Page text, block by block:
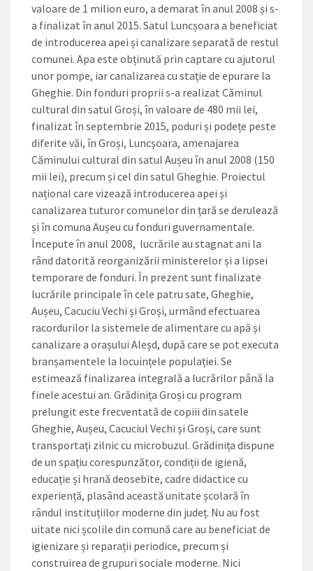
valoare de 1 milion euro, a demarat în anul 2008 și s-
a finalizat în anul 2015. Satul Luncșoara a beneficiat
de introducerea apei și canalizare separată de restul
comunei. Apa este obținută prin captare cu ajutorul
unor pompe, iar canalizarea cu stație de epurare la
Gheghie. Din fonduri proprii s-a realizat Căminul
cultural din satul Groși, în valoare de 480 mii lei,
finalizat în septembrie 2015, poduri și podețe peste
diferite văi, în Groși, Luncșoara, amenajarea
Căminului cultural din satul Aușeu în anul 2008 (150
mii lei), precum și cel din satul Gheghie. Proiectul
național care vizează introducerea apei și
canalizarea tuturor comunelor din țară se derulează
și în comuna Aușeu cu fonduri guvernamentale.
Începute în anul 2008, lucrările au stagnat ani la
rând datorită reorganizării ministerelor și a lipsei
temporare de fonduri. În prezent sunt finalizate
lucrările principale în cele patru sate, Gheghie,
Aușeu, Cacuciu Vechi și Groși, urmând efectuarea
racordurilor la sistemele de alimentare cu apă și
canalizare a orașului Aleșd, după care se pot executa
branșamentele la locuințele populației. Se
estimează finalizarea integrală a lucrărilor până la
finele acestui an. Grădinița Groși cu program
prelungit este frecventată de copiii din satele
Gheghie, Aușeu, Cacuciul Vechi și Groși, care sunt
transportați zilnic cu microbuzul. Grădinița dispune
de un spațiu corespunzător, condiții de igienă,
educație și hrană deosebite, cadre didactice cu
experiență, plasând această unitate școlară în
rândul instituțiilor moderne din județ. Nu au fost
uitate nici școlile din comună care au beneficiat de
igienizare și reparații periodice, precum și
construirea de grupuri sociale moderne. Nici